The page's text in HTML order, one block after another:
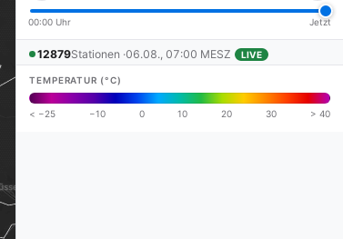
00:00 Uhr Jetzt
12879Stationen ·06.08., 07:00 MESZ LIVE
TEMPERATUR (°C)
< −25 −10 0 10 20 30 > 40